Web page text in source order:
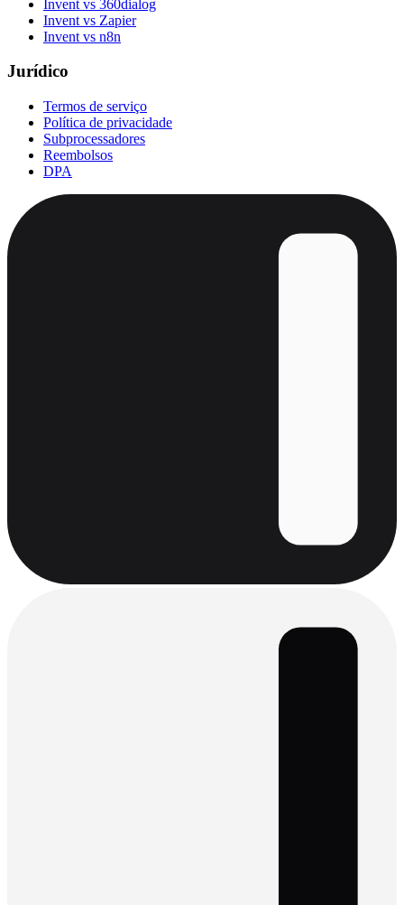
Invent vs 360dialog
Invent vs Zapier
Invent vs n8n
Jurídico
Termos de serviço
Política de privacidade
Subprocessadores
Reembolsos
DPA